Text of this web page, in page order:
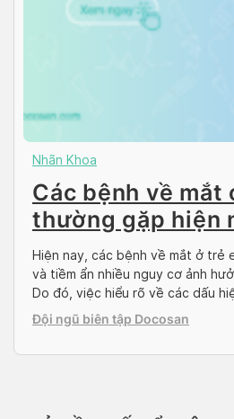
Nhãn Khoa
Các bệnh về mắt
thường gặp hiện
cần chú ý
Hiện nay, các bệnh về mắt ở trẻ
và tiềm ẩn nhiều nguy cơ ảnh
Do đó, việc hiểu rõ về các dấu
phòng ngừa bệnh về mắt ở trẻ
quan trọng để […]
Đội ngũ biên tập Docosan